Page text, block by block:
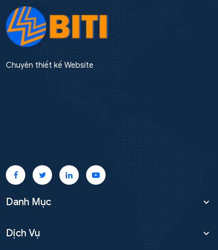
Chuyên thiết kế Website
Danh Mục
Dịch Vụ